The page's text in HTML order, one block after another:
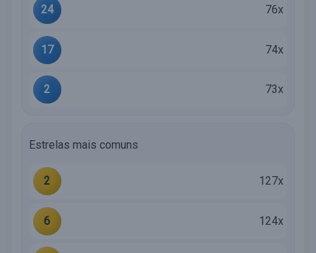
24 76x
17 74x
2 73x
Estrelas mais comuns
2 127x
6 124x